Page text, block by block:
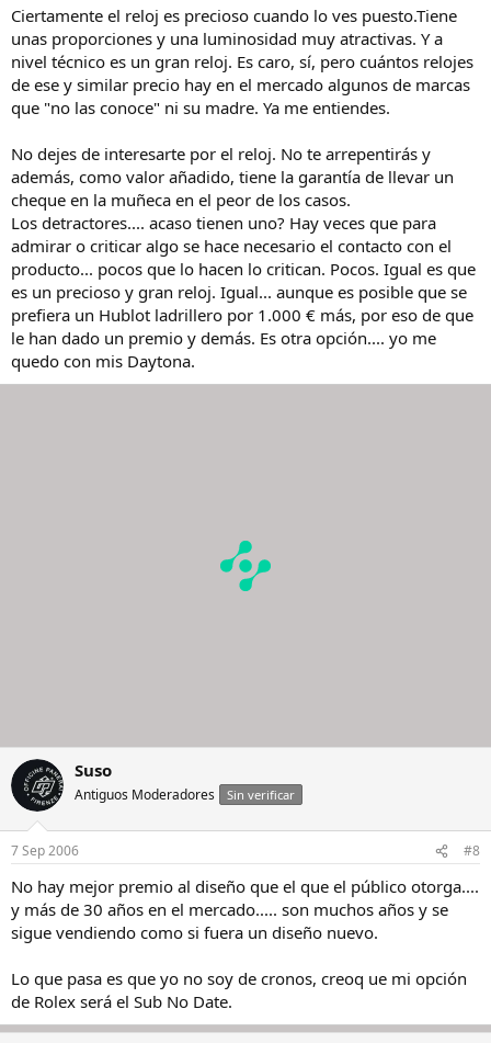
Ciertamente el reloj es precioso cuando lo ves puesto.Tiene
unas proporciones y una luminosidad muy atractivas. Y a
nivel técnico es un gran reloj. Es caro, sí, pero cuántos relojes
de ese y similar precio hay en el mercado algunos de marcas
que "no las conoce" ni su madre. Ya me entiendes.
No dejes de interesarte por el reloj. No te arrepentirás y
además, como valor añadido, tiene la garantía de llevar un
cheque en la muñeca en el peor de los casos.
Los detractores.... acaso tienen uno? Hay veces que para
admirar o criticar algo se hace necesario el contacto con el
producto... pocos que lo hacen lo critican. Pocos. Igual es que
es un precioso y gran reloj. Igual... aunque es posible que se
prefiera un Hublot ladrillero por 1.000 € más, por eso de que
le han dado un premio y demás. Es otra opción.... yo me
quedo con mis Daytona.
Suso
Antiguos Moderadores Sin verificar
7 Sep 2006 #8
No hay mejor premio al diseño que el que el público otorga....
y más de 30 años en el mercado..... son muchos años y se
sigue vendiendo como si fuera un diseño nuevo.
Lo que pasa es que yo no soy de cronos, creoq ue mi opción
de Rolex será el Sub No Date.